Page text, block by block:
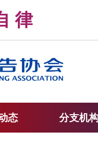
自 律
态 分支机